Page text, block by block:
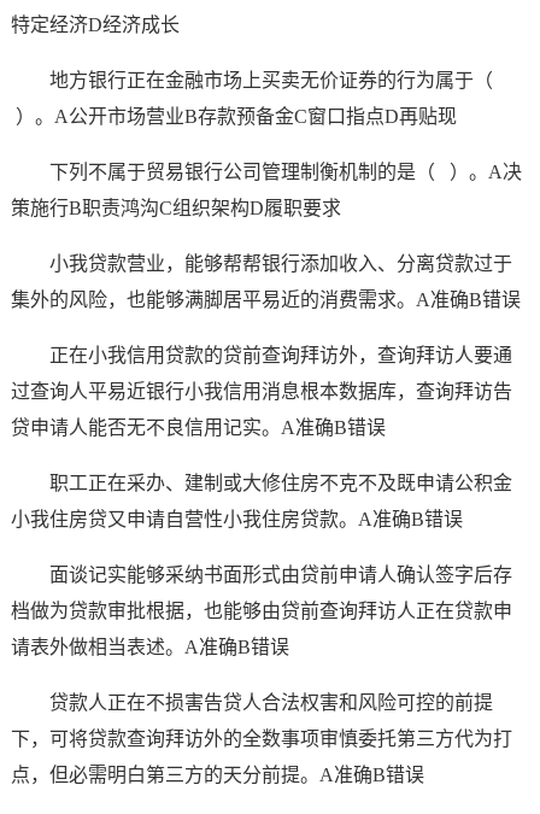
特定经济D经济成长
地方银行正在金融市场上买卖无价证券的行为属于（
）。A公开市场营业B存款预备金C窗口指点D再贴现
下列不属于贸易银行公司管理制衡机制的是（ ）。A决
策施行B职责鸿沟C组织架构D履职要求
小我贷款营业，能够帮帮银行添加收入、分离贷款过于
集外的风险，也能够满脚居平易近的消费需求。A准确B错误
正在小我信用贷款的贷前查询拜访外，查询拜访人要通
过查询人平易近银行小我信用消息根本数据库，查询拜访告
贷申请人能否无不良信用记实。A准确B错误
职工正在采办、建制或大修住房不克不及既申请公积金
小我住房贷又申请自营性小我住房贷款。A准确B错误
面谈记实能够采纳书面形式由贷前申请人确认签字后存
档做为贷款审批根据，也能够由贷前查询拜访人正在贷款申
请表外做相当表述。A准确B错误
贷款人正在不损害告贷人合法权害和风险可控的前提
下，可将贷款查询拜访外的全数事项审慎委托第三方代为打
点，但必需明白第三方的天分前提。A准确B错误